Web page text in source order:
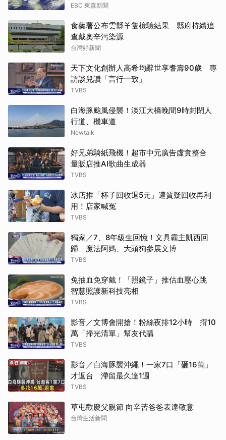
EBC 東森新聞
食藥署公布雲縣羊隻檢驗結果 縣府持續追
查戴奧辛污染源
台灣好新聞
天下文化創辦人高希均辭世享耆壽90歲 專
訪談兒讚「言行一致」
TVBS
白海豚颱風侵襲！淡江大橋晚間9時封閉人
行道、機車道
Newtalk
好兄弟騎紙飛機！超市中元廣告虛實整合
量販店推AI歌曲生成器
TVBS
冰店推「杯子回收退5元」遭質疑回收再利
用！店家喊冤
TVBS
獨家／7、8年級生回憶！文具霸主凱西回
歸 魔法阿媽、大頭狗參展文博
TVBS
免抽血免穿戴！「照鏡子」推估血壓心跳
智慧照護新科技亮相
TVBS
影音／文博會開搶！粉絲夜排12小時 揹10
萬「掃光清單」幫友代購
TVBS
影音／白海豚襲沖繩！一家7口「砸16萬」
才返台 滯留最久達1週
TVBS
草屯歡慶父親節 向辛苦爸爸表達敬意
台灣生活新聞